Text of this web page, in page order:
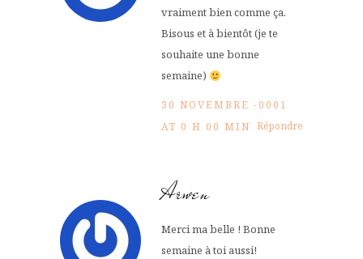
vraiment bien comme ça.
Bisous et à bientôt (je te
souhaite une bonne
semaine)
30 NOVEMBRE -0001
AT 0 H 00 MIN Répondre
Arwen
Merci ma belle ! Bonne
semaine à toi aussi!